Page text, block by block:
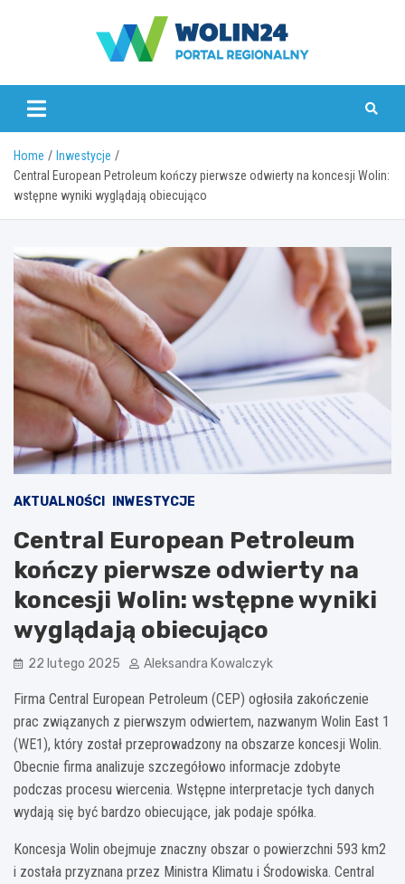
www.wolin24.pl
Home
Inwestycje
Central European Petroleum kończy pierwsze odwierty na koncesji Wolin:
wstępne wyniki wyglądają obiecująco
AKTUALNOŚCI INWESTYCJE
Central European Petroleum
kończy pierwsze odwierty na
koncesji Wolin: wstępne wyniki
wyglądają obiecująco
22 lutego 2025 Aleksandra Kowalczyk
Firma Central European Petroleum (CEP) ogłosiła zakończenie
prac związanych z pierwszym odwiertem, nazwanym Wolin East 1
(WE1), który został przeprowadzony na obszarze koncesji Wolin.
Obecnie firma analizuje szczegółowo informacje zdobyte
podczas procesu wiercenia. Wstępne interpretacje tych danych
wydają się być bardzo obiecujące, jak podaje spółka.
Koncesja Wolin obejmuje znaczny obszar o powierzchni 593 km2
i została przyznana przez Ministra Klimatu i Środowiska. Central